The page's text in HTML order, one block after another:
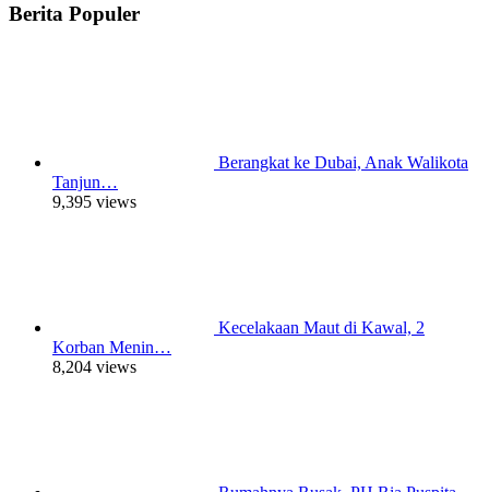
Berita Populer
Berangkat ke Dubai, Anak Walikota
Tanjun…
9,395 views
Kecelakaan Maut di Kawal, 2
Korban Menin…
8,204 views